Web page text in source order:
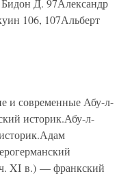
Бидон Д. 97Александр
106, 107Альберт
и современные Абу-л-
историк.Абу-л-
XI в.) — франкский